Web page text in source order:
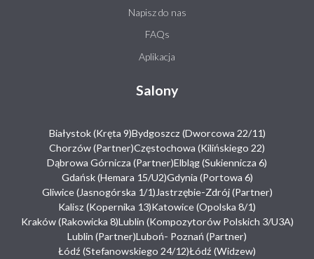
Napisz do nas
FAQs
Aplikacja
Salony
Białystok (Kręta 9)Bydgoszcz (Dworcowa 22/11)
Chorzów (Partner)Częstochowa (Kilińskiego 22)
Dąbrowa Górnicza (Partner)Elbląg (Sukiennicza 6)
Gdańsk (Hemara 15/U2)Gdynia (Portowa 6)
Gliwice (Jasnogórska 1/1)Jastrzębie-Zdrój (Partner)
Kalisz (Kopernika 13)Katowice (Opolska 8/1)
Kraków (Rakowicka 8)Lublin (Kompozytorów Polskich 3/U3A)
Lublin (Partner)Luboń- Poznań (Partner)
Łódź (Stefanowskiego 24/12)Łódź (Widzew)